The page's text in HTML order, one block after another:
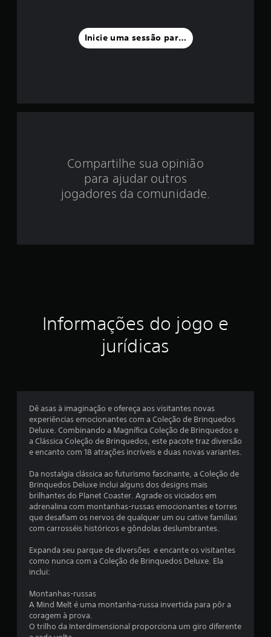
d
e
s
e
m
t
t
l
Inicie uma sessão para classificar
Compartilhe sua opinião
para ajudar outros
jogadores da comunidade.
Informações do jogo e
jurídicas
Dê asas à imaginação e ofereça aos visitantes novas
experiências emocionantes com a Coleção de Brinquedos
Deluxe. Combinando a Magnífica Coleção de Brinquedos e
a Clássica Coleção de Brinquedos, este pacote traz diversão
e encanto com 18 atrações incríveis e duas novas variantes.
Da nostalgia clássica ao futurismo fascinante, a Coleção de
Brinquedos Deluxe inclui alguns dos designs mais
brilhantes do Planet Coaster. Agrade os viciados em
adrenalina com montanhas-russas emocionantes e torres
que desafiam os nervos de qualquer um ou cative famílias
com carrosséis históricos e gôndolas deslumbrantes.
Expanda seu parque de diversões e encante os visitantes
como nunca com a Coleção de Brinquedos Deluxe. Ela
inclui:
Montanhas-russas
A Mind Melt é uma montanha-russa invertida para pôr a
coragem à prova.
O trilho da Interdimensional proporciona um giro diferente